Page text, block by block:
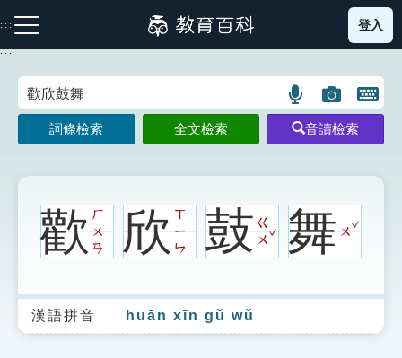
到
主
:::
注音索引圖示 筆畫索引圖示 部首索引表圖示
生字詞彙表
登入
:::
語
言
搜
示
圖
片
搜
示
開
鍵
圖
詞條檢索 全文檢索 音讀檢索
歡ㄏ
ㄨ
ㄢ
欣ㄒ
ㄧ
ㄣ
鼓ㄍ
ㄨ
ˇ舞ㄨ
ˇ
漢語拼音 huān xīn gǔ wǔ